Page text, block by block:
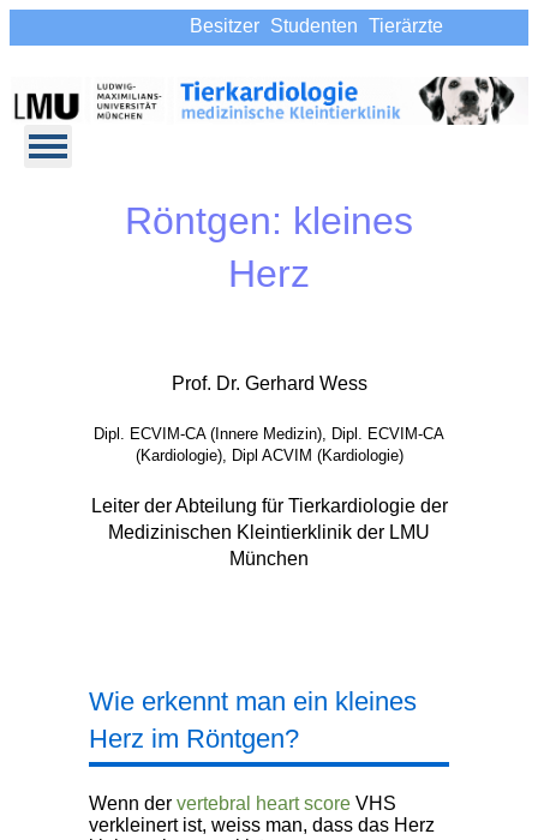
Besitzer Studenten Tierärzte
Röntgen: kleines
Herz
Prof. Dr. Gerhard Wess
Dipl. ECVIM-CA (Innere Medizin), Dipl. ECVIM-CA
(Kardiologie), Dipl ACVIM (Kardiologie)
Leiter der Abteilung für Tierkardiologie der
Medizinischen Kleintierklinik der LMU
München
Wie erkennt man ein kleines
Herz im Röntgen?
Wenn der vertebral heart score VHS
verkleinert ist, weiss man, dass das Herz